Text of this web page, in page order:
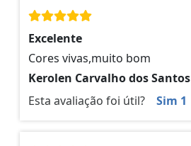
Excelente
Cores vivas,muito bom
Kerolen Carvalho dos Santos
Esta avaliação foi útil?
Sim 1